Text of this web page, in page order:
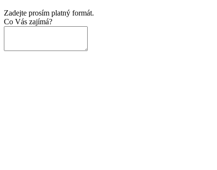
Zadejte prosím platný formát.
Co Vás zajímá?